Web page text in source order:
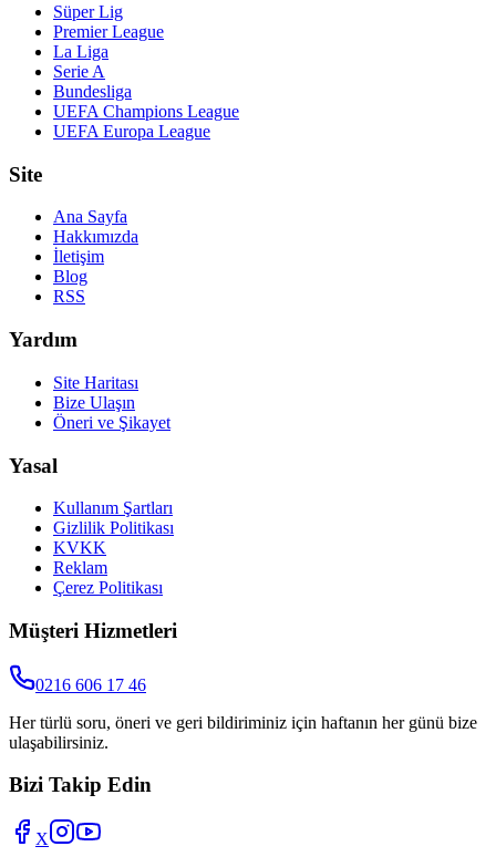
Süper Lig
Premier League
La Liga
Serie A
Bundesliga
UEFA Champions League
UEFA Europa League
Site
Ana Sayfa
Hakkımızda
İletişim
Blog
RSS
Yardım
Site Haritası
Bize Ulaşın
Öneri ve Şikayet
Yasal
Kullanım Şartları
Gizlilik Politikası
KVKK
Reklam
Çerez Politikası
Müşteri Hizmetleri
0216 606 17 46
Her türlü soru, öneri ve geri bildiriminiz için haftanın her günü bize
ulaşabilirsiniz.
Bizi Takip Edin
X